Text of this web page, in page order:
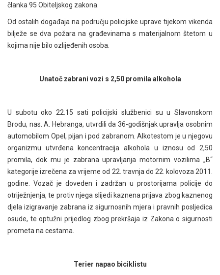
članka 95 Obiteljskog zakona.
Od ostalih događaja na području policijske uprave tijekom vikenda
bilježe se dva požara na građevinama s materijalnom štetom u
kojima nije bilo ozlijeđenih osoba.
Unatoč zabrani vozi s 2,50 promila alkohola
U subotu oko 22.15 sati policijski službenici su u Slavonskom
Brodu, nas. A. Hebranga, utvrdili da 36-godišnjak upravlja osobnim
automobilom Opel, pijan i pod zabranom. Alkotestom je u njegovu
organizmu utvrđena koncentracija alkohola u iznosu od 2,50
promila, dok mu je zabrana upravljanja motornim vozilima „B“
kategorije izrečena za vrijeme od 22. travnja do 22. kolovoza 2011.
godine. Vozač je doveden i zadržan u prostorijama policije do
otriježnjenja, te protiv njega slijedi kaznena prijava zbog kaznenog
djela izigravanje zabrana iz sigurnosnih mjera i pravnih posljedica
osude, te optužni prijedlog zbog prekršaja iz Zakona o sigurnosti
prometa na cestama.
Terier napao biciklistu